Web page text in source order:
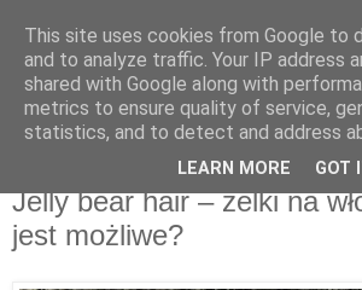
Recenzje na
Portal kulturalny - książki, recenzje,
poniedziałek, 11 grudnia 2017
Jelly bear hair – żelki na
jest możliwe?
This site uses cookies from Google to
and to analyze traffic. Your IP address
shared with Google along with
metrics to ensure quality of service,
statistics, and to detect and address
LEARN MORE GOT